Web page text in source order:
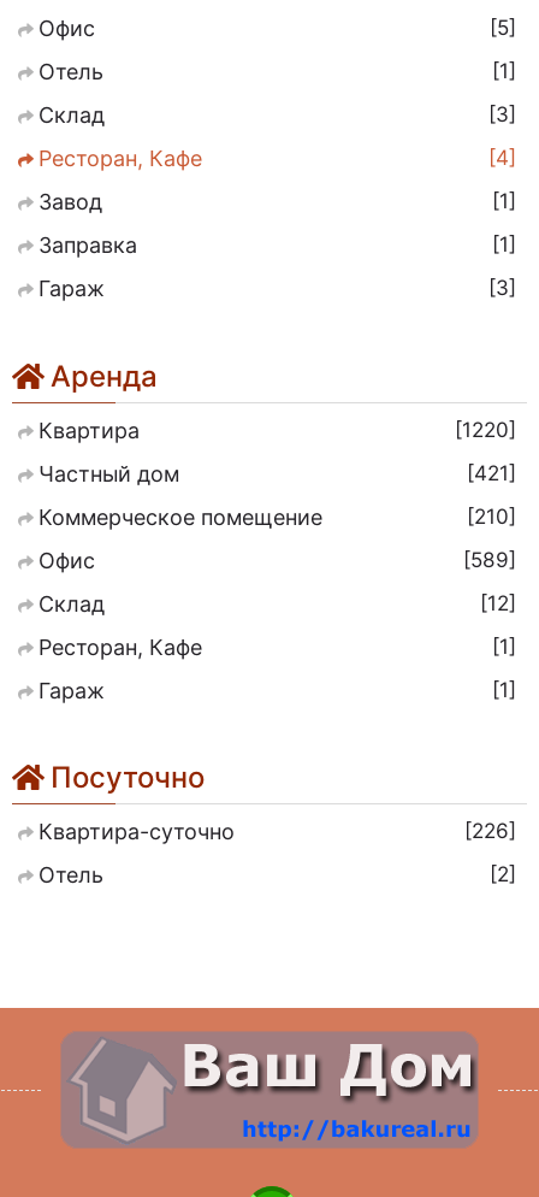
Офис
5
Отель
1
Склад
3
Ресторан, Кафе
4
Завод
1
Заправка
1
Гараж
3
Аренда
Квартира
1220
Частный дом
421
Коммерческое помещение
210
Офис
589
Склад
12
Ресторан, Кафе
1
Гараж
1
Посуточно
Квартира-суточно
226
Отель
2